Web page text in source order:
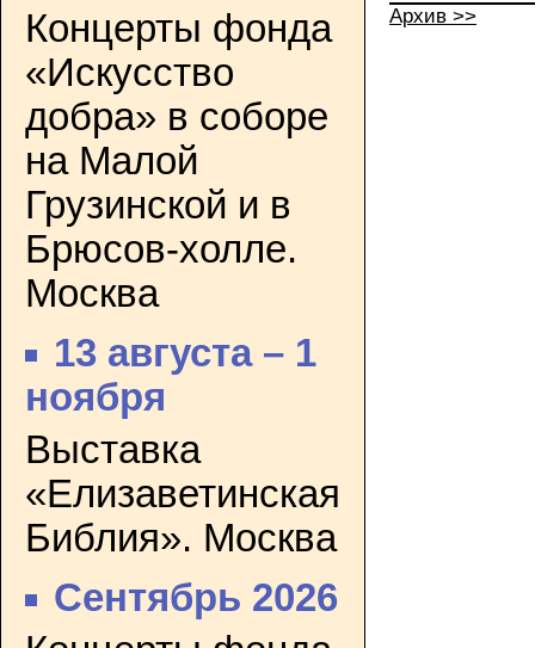
Концерты фонда
«Искусство
добра» в соборе
на Малой
Грузинской и в
Брюсов-холле.
Москва
13 августа – 1
ноября
Выставка
«Елизаветинская
Библия». Москва
Сентябрь 2026
Архив >>